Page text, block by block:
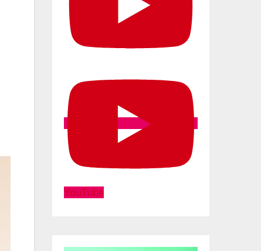
YouTube